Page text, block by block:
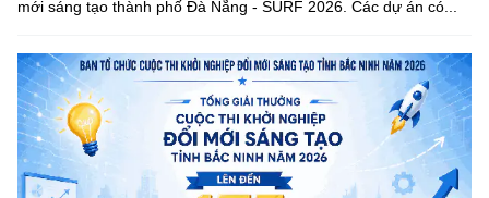
mới sáng tạo thành phố Đà Nẵng - SURF 2026. Các dự án có...